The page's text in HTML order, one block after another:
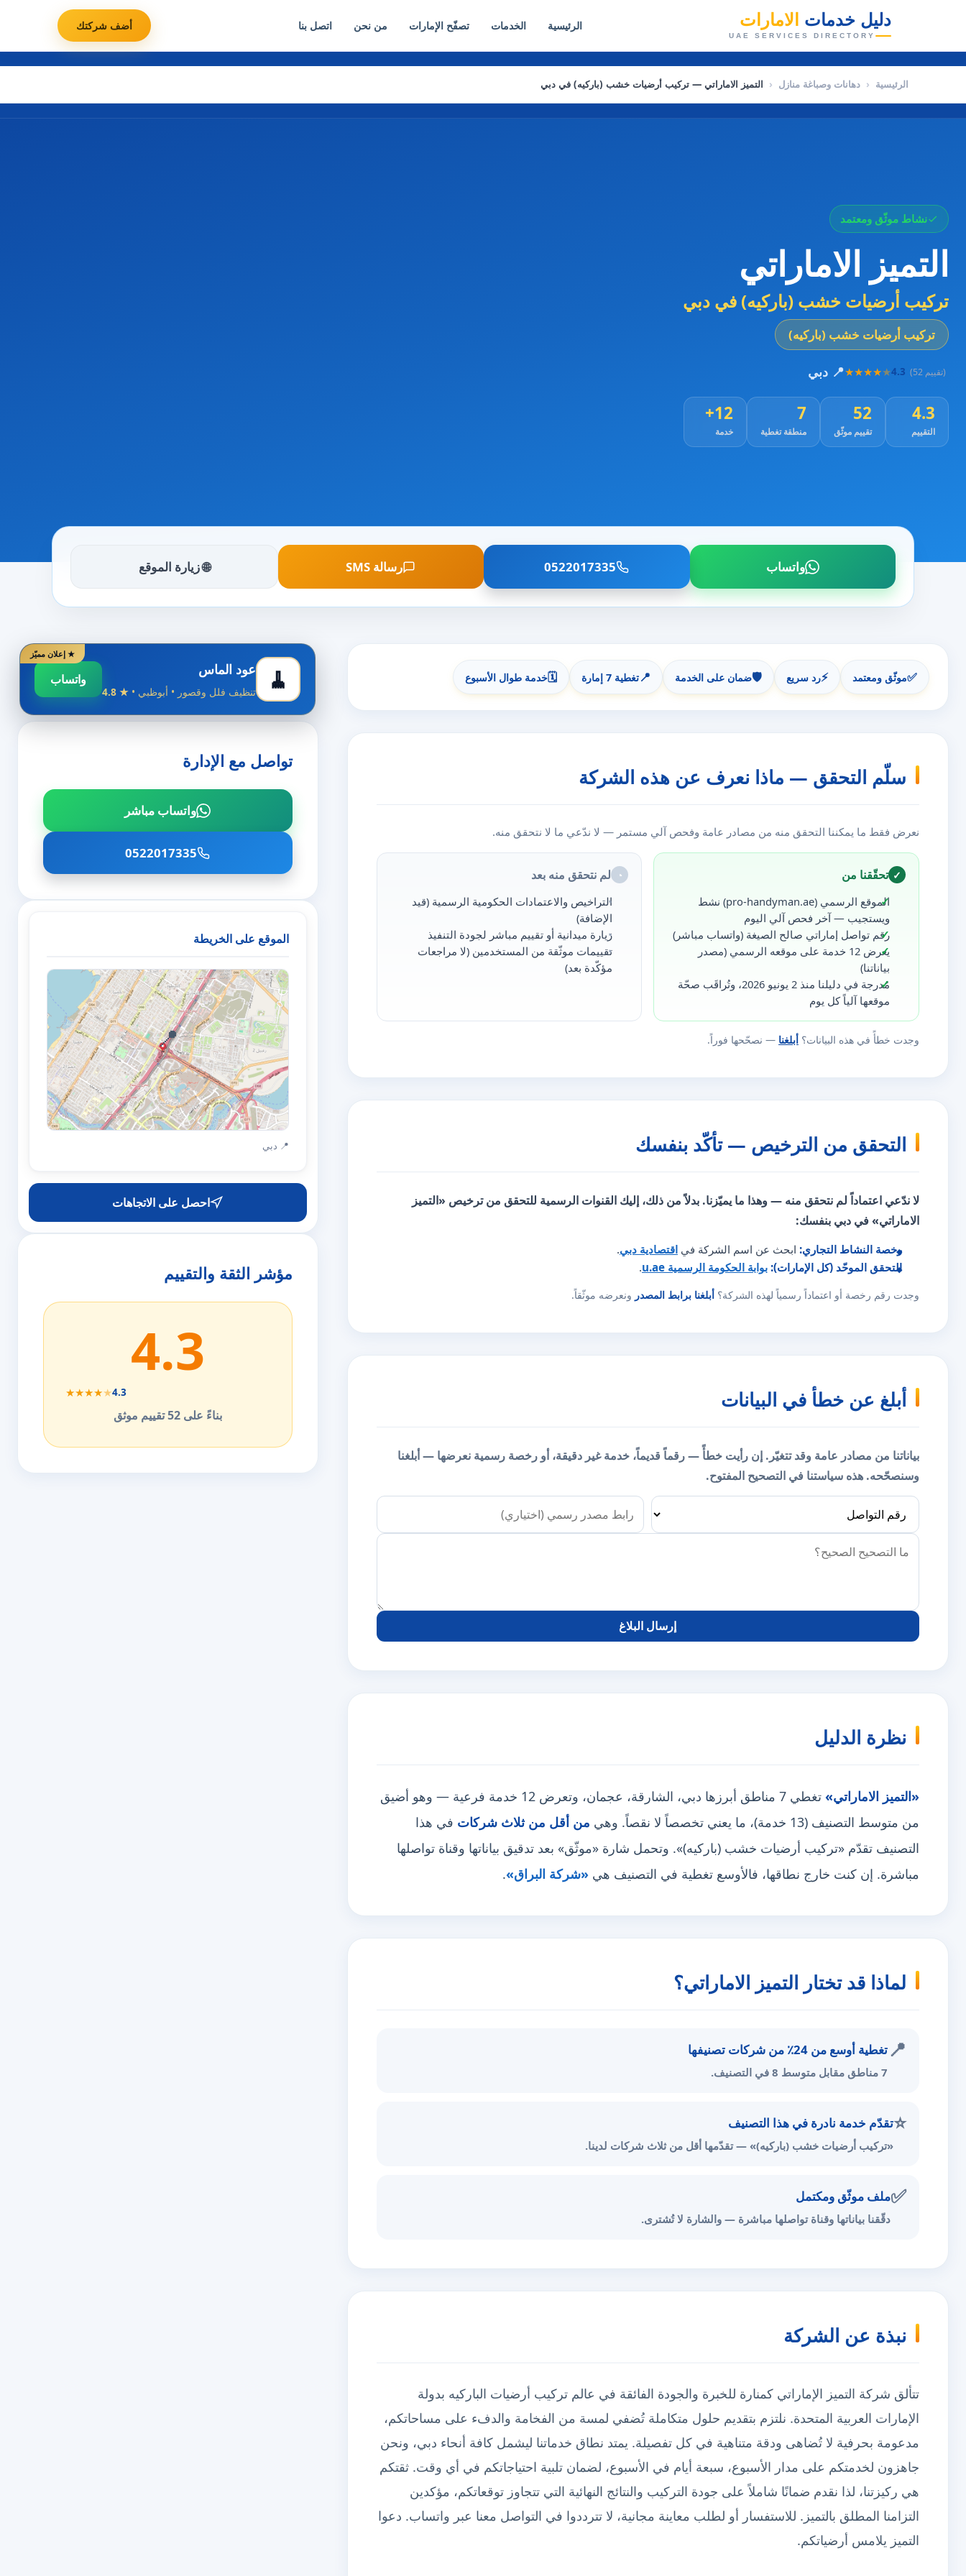
دليل خدمات الامارات
UAE SERVICES DIRECTORY
الرئيسية الخدمات تصفّح الإمارات من نحن اتصل بنا أضف شركتك
الرئيسية ‹ دهانات وصباغة منازل ‹ التميز الاماراتي — تركيب أرضيات خشب (باركيه) في دبي
نشاط موثّق ومعتمد
التميز الاماراتي
تركيب أرضيات خشب (باركيه) في دبي
تركيب أرضيات خشب (باركيه)
★★★★★4.3 (52 تقييم) 📍 دبي
4.3
التقييم
52
تقييم موثّق
7
منطقة تغطية
12+
خدمة
واتساب 0522017335 رسالة SMS 🌐 زيارة الموقع
✅موثّق ومعتمد ⚡رد سريع 🛡️ضمان على الخدمة 📍تغطية 7 إمارة 🗓️خدمة طوال الأسبوع
سلّم التحقق — ماذا نعرف عن هذه الشركة
نعرض فقط ما يمكننا التحقق منه من مصادر عامة وفحص آلي مستمر — لا ندّعي ما لا نتحقق منه.
✓ تحقّقنا من
الموقع الرسمي (pro-handyman.ae) نشط
ويستجيب — آخر فحص آلي اليوم
رقم تواصل إماراتي صالح الصيغة (واتساب مباشر)
يعرض 12 خدمة على موقعه الرسمي (مصدر
بياناتنا)
مُدرجة في دليلنا منذ 2 يونيو 2026، وتُراقَب صحّة
موقعها آلياً كل يوم
◔ لم نتحقق منه بعد
التراخيص والاعتمادات الحكومية الرسمية (قيد
الإضافة)
زيارة ميدانية أو تقييم مباشر لجودة التنفيذ
تقييمات موثّقة من المستخدمين (لا مراجعات
مؤكّدة بعد)
وجدت خطأً في هذه البيانات؟ أبلغنا — نصحّحها فوراً.
التحقق من الترخيص — تأكّد بنفسك
لا ندّعي اعتماداً لم نتحقق منه — وهذا ما يميّزنا. بدلاً من ذلك، إليك القنوات الرسمية للتحقق من ترخيص «التميز
الاماراتي» في دبي بنفسك:
رخصة النشاط التجاري: ابحث عن اسم الشركة في اقتصادية دبي.
التحقق الموحّد (كل الإمارات): بوابة الحكومة الرسمية u.ae .
وجدت رقم رخصة أو اعتماداً رسمياً لهذه الشركة؟ أبلغنا برابط المصدر ونعرضه موثّقاً.
أبلغ عن خطأ في البيانات
بياناتنا من مصادر عامة وقد تتغيّر. إن رأيت خطأً — رقماً قديماً، خدمة غير دقيقة، أو رخصة رسمية نعرضها — أبلغنا
وسنصحّحه. هذه سياستنا في التصحيح المفتوح.
إرسال البلاغ
نظرة الدليل
«التميز الاماراتي»
تغطي 7 مناطق أبرزها دبي، الشارقة، عجمان، وتعرض 12 خدمة فرعية — وهو أضيق
من متوسط التصنيف (13 خدمة)، ما يعني تخصصاً لا نقصاً. وهي
من أقل من ثلاث شركات في هذا
التصنيف تقدّم «تركيب أرضيات خشب (باركيه)». وتحمل شارة «موثّق» بعد تدقيق بياناتها وقناة تواصلها
مباشرة. إن كنت خارج نطاقها، فالأوسع تغطية في التصنيف هي «شركة البراق».
لماذا قد تختار التميز الاماراتي؟
📍تغطية أوسع من 24٪ من شركات تصنيفها
7 مناطق مقابل متوسط 8 في التصنيف.
⭐تقدّم خدمة نادرة في هذا التصنيف
«تركيب أرضيات خشب (باركيه)» — تقدّمها أقل من ثلاث شركات لدينا.
✅ملف موثّق ومكتمل
دقّقنا بياناتها وقناة تواصلها مباشرة — والشارة لا تُشترى.
نبذة عن الشركة
تتألق شركة التميز الإماراتي كمنارة للخبرة والجودة الفائقة في عالم تركيب أرضيات الباركيه بدولة
الإمارات العربية المتحدة. نلتزم بتقديم حلول متكاملة تُضفي لمسة من الفخامة والدفء على مساحاتكم،
مدعومة بحرفية لا تُضاهى ودقة متناهية في كل تفصيلة. يمتد نطاق خدماتنا ليشمل كافة أنحاء دبي، ونحن
جاهزون لخدمتكم على مدار الأسبوع، سبعة أيام في الأسبوع، لضمان تلبية احتياجاتكم في أي وقت. ثقتكم
هي ركيزتنا، لذا نقدم ضمانًا شاملاً على جودة التركيب والنتائج النهائية التي تتجاوز توقعاتكم، مؤكدين
التزامنا المطلق بالتميز. للاستفسار أو لطلب معاينة مجانية، لا تترددوا في التواصل معنا عبر واتساب. دعوا
التميز يلامس أرضياتكم.
★ إعلان مميّز
🧹 عود الماس
تنظيف فلل وقصور • أبوظبي • ★ 4.8
واتساب
تواصل مع الإدارة
واتساب مباشر
0522017335
الموقع على الخريطة
📍
📍 دبي
احصل على الاتجاهات
مؤشر الثقة والتقييم
4.3
★★★★★4.3
بناءً على 52 تقييم موثق